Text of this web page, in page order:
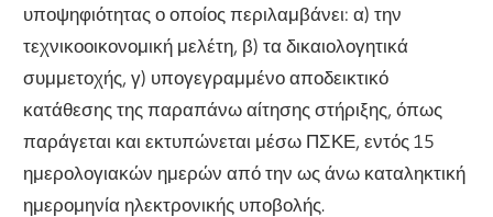
υποψηφιότητας ο οποίος περιλαμβάνει: α) την
τεχνικοοικονομική μελέτη, β) τα δικαιολογητικά
συμμετοχής, γ) υπογεγραμμένο αποδεικτικό
κατάθεσης της παραπάνω αίτησης στήριξης, όπως
παράγεται και εκτυπώνεται μέσω ΠΣΚΕ, εντός 15
ημερολογιακών ημερών από την ως άνω καταληκτική
ημερομηνία ηλεκτρονικής υποβολής.